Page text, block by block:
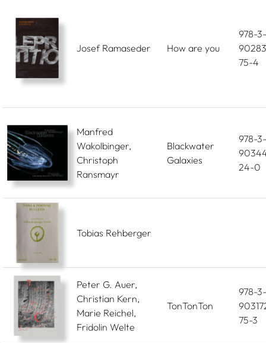
Josef Ramaseder How are you
978-3-
75-4
Manfred
Wakolbinger,
Christoph
Ransmayr
Blackwater
Galaxies
978-3-
24-0
Tobias Rehberger
Peter G. Auer,
Christian Kern,
Marie Reichel,
Fridolin Welte
TonTonTon
978-3-
75-3